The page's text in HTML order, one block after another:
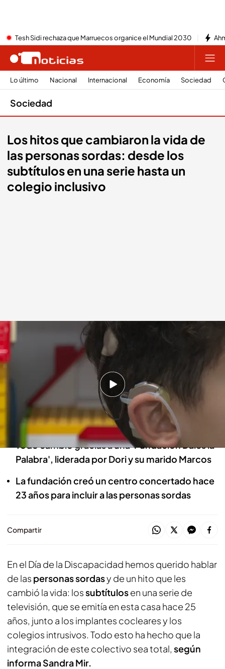
Tesh Sidi rechaza que Marruecos organice el Mundial 2030
Lo último Nacional Internacional Economía Sociedad
Sociedad
Los hitos que cambiaron la vida de
las personas sordas: desde los
subtítulos en una serie hasta un
colegio inclusivo
Así cambió la vida de las personas sordas en España
Redacción digital Noticias Cuatro
03 DIC 2024 - 19:47h.
"El problema era que no me enteraba de nada
porque no había accesibilidad en la televisión",
dice Loli Bermejo
Todo cambió gracias a una 'Fundación Dales la
Palabra', liderada por Dori y su marido Marcos
La fundación creó un centro concertado hace
23 años para incluir a las personas sordas
Compartir
En el Día de la Discapacidad hemos querido hablar
de las personas sordasy de un hito que les
cambió la vida: lossubtítulosen una serie de
televisión, que se emitía en esta casa hace 25
años, junto a los implantes cocleares y los
colegios intrusivos. Todo esto ha hecho que la
integración de este colectivo sea total, según
informa Sandra Mir.